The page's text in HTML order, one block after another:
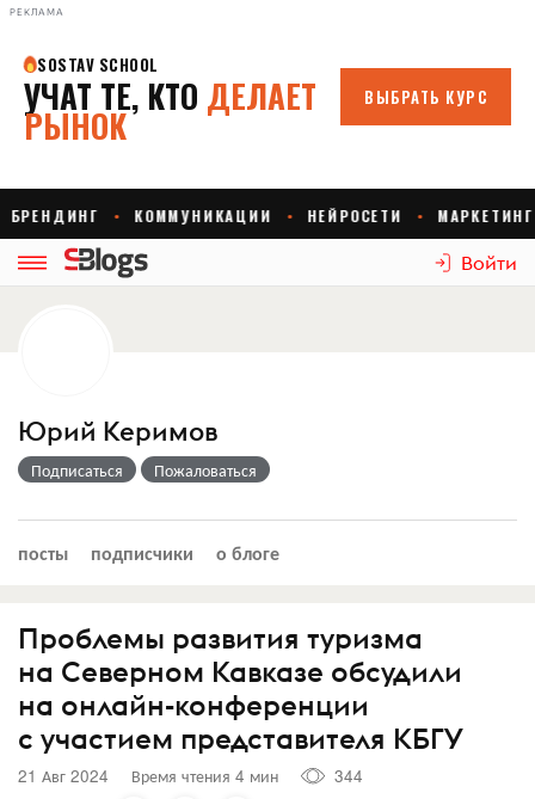
РЕКЛАМА
Войти
Юрий Керимов
Подписаться Пожаловаться
посты подписчики о блоге
Проблемы развития туризма
на Северном Кавказе обсудили
на онлайн-конференции
с участием представителя КБГУ
21 Авг 2024 Время чтения 4 мин
344